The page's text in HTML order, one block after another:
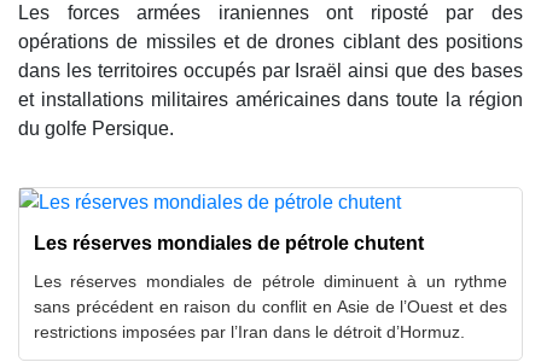
Les forces armées iraniennes ont riposté par des
opérations de missiles et de drones ciblant des positions
dans les territoires occupés par Israël ainsi que des bases
et installations militaires américaines dans toute la région
du golfe Persique.
Les réserves mondiales de pétrole chutent
Les réserves mondiales de pétrole diminuent à un rythme
sans précédent en raison du conflit en Asie de l’Ouest et des
restrictions imposées par l’Iran dans le détroit d’Hormuz.